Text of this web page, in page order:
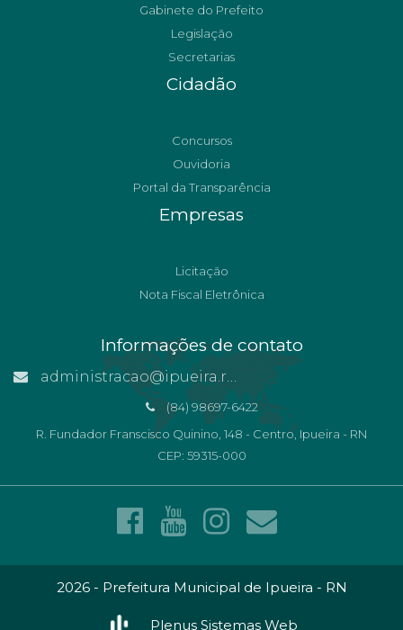
Gabinete do Prefeito
Legislação
Secretarias
Cidadão
Concursos
Ouvidoria
Portal da Transparência
Empresas
Licitação
Nota Fiscal Eletrônica
Informações de contato
administracao@ipueira.rn.gov.br
(84) 98697-6422
R. Fundador Franscisco Quinino, 148 - Centro, Ipueira - RN
CEP: 59315-000
2026 - Prefeitura Municipal de Ipueira - RN
Plenus Sistemas Web